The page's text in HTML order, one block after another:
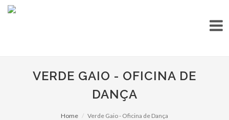
VERDE GAIO - OFICINA DE
DANÇA
Home Verde Gaio - Oficina de Dança